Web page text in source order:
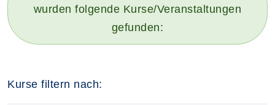
wurden folgende Kurse/Veranstaltungen
gefunden:
Kurse filtern nach: